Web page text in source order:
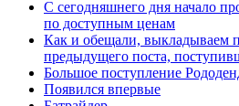
С сегодняшнего дня начало
по доступным ценам
Как и обещали, выкладываем
предыдущего поста,
Большое поступление
Появился впервые